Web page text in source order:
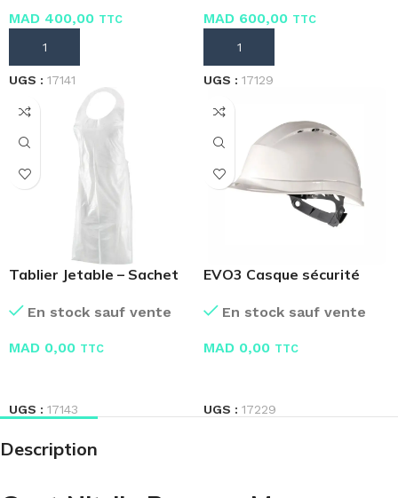
MAD 400,00 TTC
AJOUTER AU PANIER
UGS : 17141
MAD 600,00 TTC
AJOUTER AU PANIER
UGS : 17129
Tablier Jetable – Sachet
En stock sauf vente
MAD 0,00 TTC
UGS : 17143
EVO3 Casque sécurité
En stock sauf vente
MAD 0,00 TTC
UGS : 17229
Description